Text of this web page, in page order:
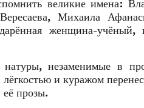
великие имена:
Михаила
женщина-
незаменимые в
и куражом
её прозы.